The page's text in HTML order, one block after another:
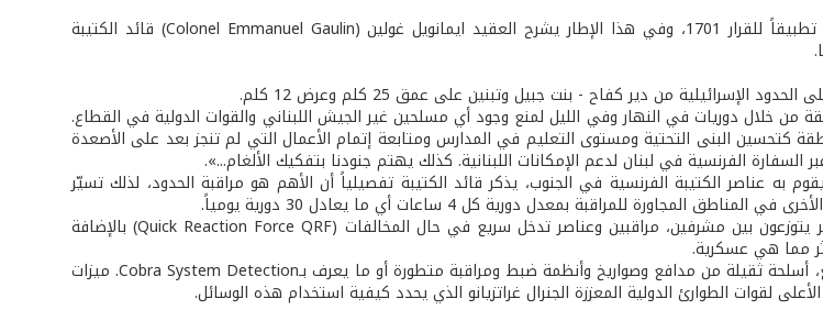
حضرت الكتيبة الفرنسية الى الجنوب تطبيقاً للقرار 1701، وفي هذا الإطار يشرح العقيد ايمانويل غولين (Colonel Emmanuel Gaulin) قائد الكتيبة
الإسرائيلية من دير كفاح - بنت جبيل وتبنين على عمق 25 كلم وعرض 12 كلم.
من خلال دوريات في النهار وفي الليل لمنع وجود أي مسلحين غير الجيش اللبناني والقوات الدولية في القطاع.
كتحسين البنى التحتية ومستوى التعليم في المدارس ومتابعة إتمام الأعمال التي لم تنجز بعد على الأصعدة
الفرنسية في لبنان لدعم الإمكانات اللبنانية. كذلك يهتم جنودنا بتفكيك الألغام...».
به عناصر الكتيبة الفرنسية في الجنوب، يذكر قائد الكتيبة تفصيلياً أن الأهم هو مراقبة الحدود، لذلك تسيّر
المجاورة للمراقبة بمعدل دورية كل 4 ساعات أي ما يعادل 30 دورية يومياً.
ينفّذ هذه المهام حوالى 1300 عنصر يتوزعون بين مشرفين، مراقبين وعناصر تدخل سريع في حال المخالفات (Quick Reaction Force QRF) بالإضافة
مما هي عسكرية.
تملك الـQRF أي عناصر التدخل السريع، أسلحة ثقيلة من مدافع وصواريخ وأنظمة ضبط ومراقبة متطورة أو ما يعرف بـCobra System Detection. ميزات
لقوات الطوارئ الدولية المعززة الجنرال غراتزيانو الذي يحدد كيفية استخدام هذه الوسائل.